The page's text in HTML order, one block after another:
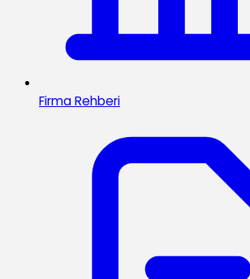
Firma Rehberi